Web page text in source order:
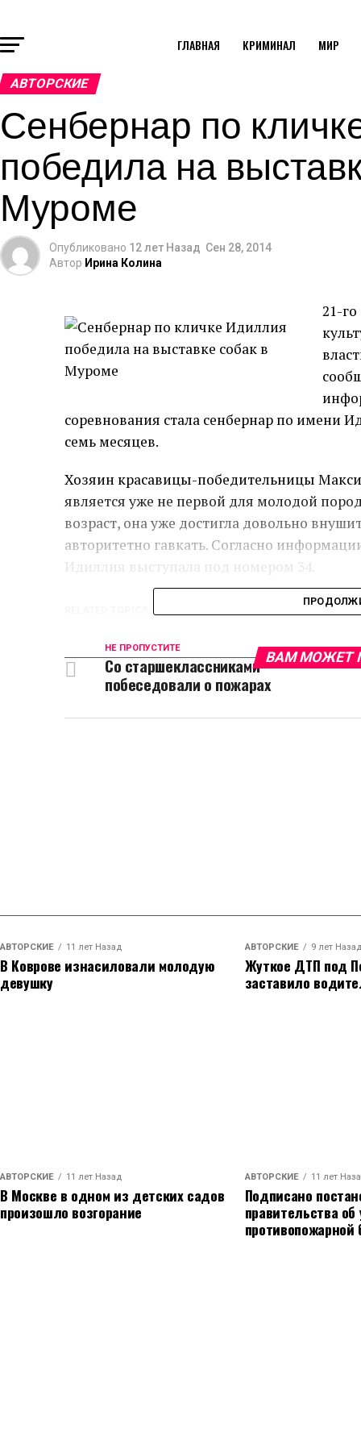
ГЛАВНАЯ КРИМИНАЛ МИР
АВТОРСКИЕ
Сенбернар по
победила на
Муроме
Опубликовано 12 лет Назад Сен 28, 2014
Автор Ирина Колина
21-
соревнования стала сенбернар по имени
семь месяцев.
Хозяин красавицы-победительницы
является уже не первой для молодой
возраст, она уже достигла довольно
авторитетно гавкать. Согласно
Идиллия выступала под номером 34.
НЕ ПРОПУСТИТЕ
Со старшеклассниками
побеседовали о пожарах
ВАМ МОЖЕТ
АВТОРСКИЕ 11 лет Назад
В Коврове изнасиловали молодую
девушку
АВТОРСКИЕ 9 лет Назад
Жуткое ДТП под
заставило
АВТОРСКИЕ 11 лет Назад
В Москве в одном из детских садов
произошло возгорание
АВТОРСКИЕ 11 лет
Подписано
правительства
противопожарной